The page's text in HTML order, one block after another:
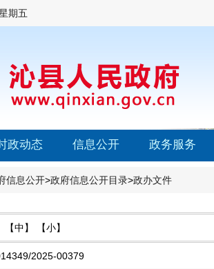
期五
政动态 信息公开 政务服务
信息公开>政府信息公开目录>政办文件
【中】 【小】
2025-00379